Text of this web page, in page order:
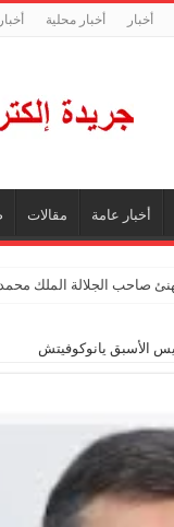
أخبار أخبار محلية
أخبار عامة مقالات
صاحب الجلالة الملك
الأسبق يانوكوفيتش